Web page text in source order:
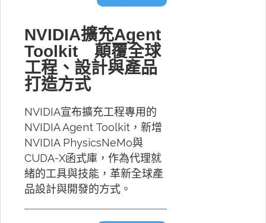
NVIDIA擴充Agent
Toolkit 顛覆全球
工程、設計與產品
打造方式
NVIDIA宣布擴充工程專用的
NVIDIA Agent Toolkit，新增
NVIDIA PhysicsNeMo與
CUDA-X函式庫，作為代理就
緒的工具與技能，革新全球產
品設計與開發的方式。